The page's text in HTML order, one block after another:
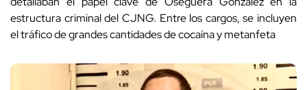
estructura criminal del CJNG. Entre los cargos, se incluyen
el tráfico de grandes cantidades de cocaína y metanfeta